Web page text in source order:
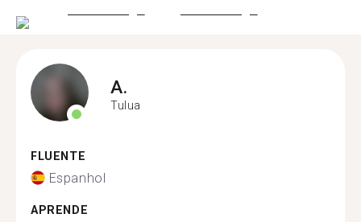
A.
Tulua
FLUENTE
Espanhol
APRENDE